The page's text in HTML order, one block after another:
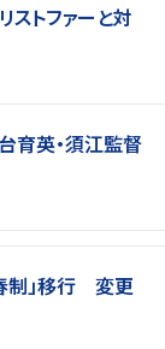
トファーと対
育英・須江監督
制」移行 変更